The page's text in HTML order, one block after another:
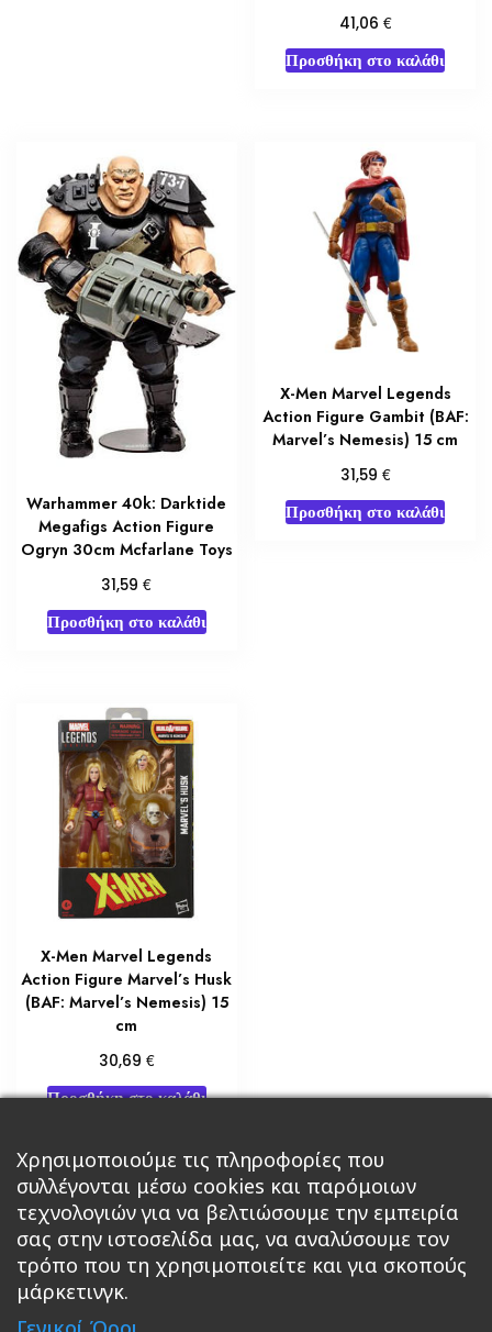
41,06 €
Προσθήκη στο καλάθι
Warhammer 40k: Darktide
Megafigs Action Figure
Ogryn 30cm Mcfarlane Toys
31,59€
Προσθήκη στο καλάθι
X-Men Marvel Legends
Action Figure Gambit (BAF:
Marvel’s Nemesis) 15 cm
31,59 €
Προσθήκη στο καλάθι
X-Men Marvel Legends
Action Figure Marvel’s Husk
(BAF: Marvel’s Nemesis) 15
cm
30,69 €
Προσθήκη στο καλάθι
← 1 2 3
Κεντρική Βιβλία
Χρησιμοποιούμε τις πληροφορίες που
συλλέγονται μέσω cookies και παρόμοιων
τεχνολογιών για να βελτιώσουμε την εμπειρία
σας στην ιστοσελίδα μας, να αναλύσουμε τον
τρόπο που τη χρησιμοποιείτε και για σκοπούς
μάρκετινγκ.